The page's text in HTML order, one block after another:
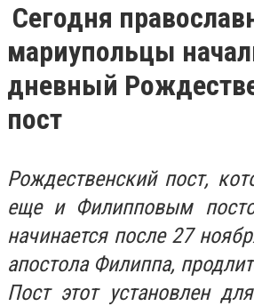
Сегодня
мариупольцы
дневный
пост
Рождественский пост,
еще и Филипповым
начинается после 27
апостола Филиппа,
Пост этот установлен